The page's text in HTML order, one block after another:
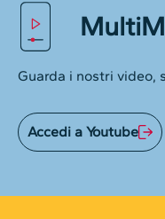
Guarda i nostri video,
Accedi a Youtube